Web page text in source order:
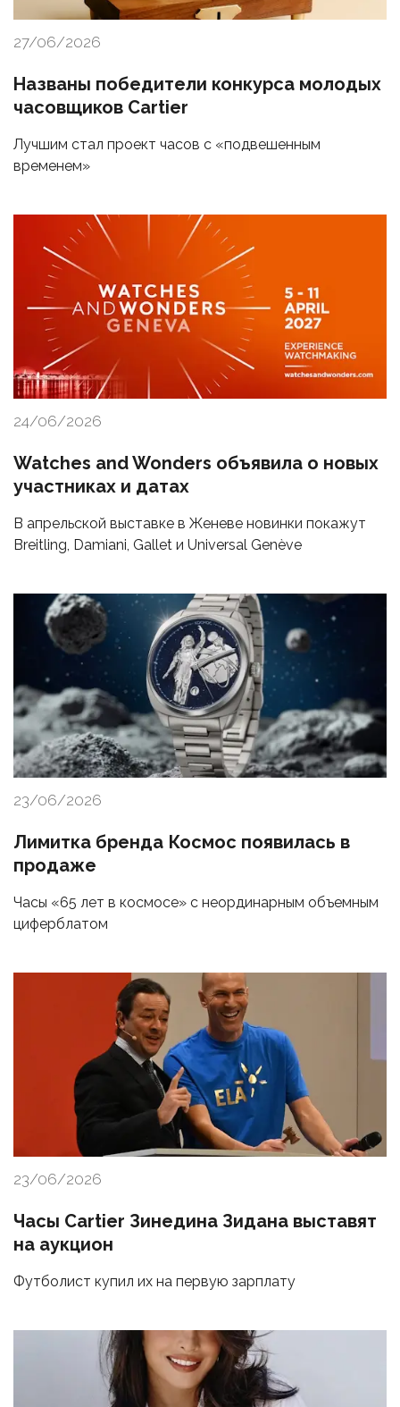
27/06/2026
Названы победители конкурса молодых
часовщиков Cartier
Лучшим стал проект часов с «подвешенным
временем»
24/06/2026
Watches and Wonders объявила о новых
участниках и датах
В апрельской выставке в Женеве новинки покажут
Breitling, Damiani, Gallet и Universal Genève
23/06/2026
Лимитка бренда Космос появилась в
продаже
Часы «65 лет в космосе» с неординарным объемным
циферблатом
23/06/2026
Часы Cartier Зинедина Зидана выставят
на аукцион
Футболист купил их на первую зарплату